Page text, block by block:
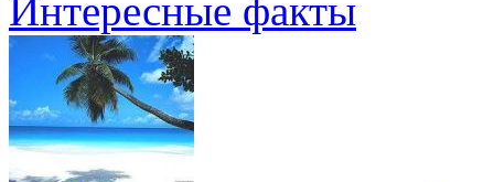
Интересные факты